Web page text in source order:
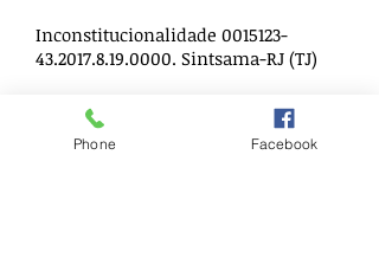
Inconstitucionalidade 0015123-
43.2017.8.19.0000. Sintsama-RJ (TJ)
"Vamos fazer ainda mais ações
jurídicas para barrar esse crime
contra o povo do Rio de Janeiro, em
Phone Facebook